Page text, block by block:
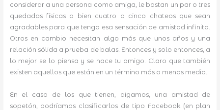
considerar a una persona como amiga, le bastan un par o tres
quedadas físicas o bien cuatro o cinco chateos que sean
agradables para que tenga esa sensación de amistad infinita.
Otros en cambio necesitan algo más que unos años y una
relación sólida a prueba de balas. Entonces y solo entonces, a
lo mejor se lo piensa y se hace tu amigo. Claro que también
existen aquellos que están en un término más o menos medio.
En el caso de los que tienen, digamos, una amistad de
sopetón, podríamos clasificarlos de tipo Facebook (en plan